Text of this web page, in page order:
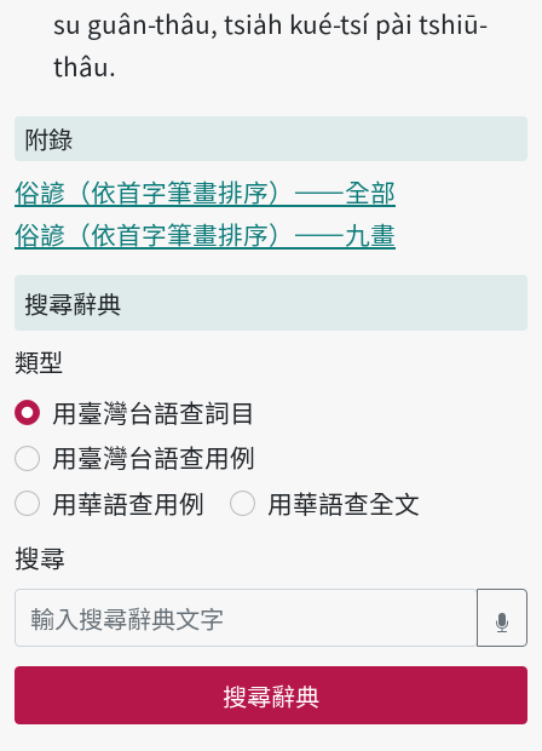
su guân-thâu, tsia̍h kué-tsí pài tshiū-
thâu.
附錄
俗諺（依首字筆畫排序）——全部
俗諺（依首字筆畫排序）——九畫
搜尋辭典
類型
用臺灣台語查詞目
用臺灣台語查用例
用華語查用例
用華語查全文
搜尋
搜尋辭典